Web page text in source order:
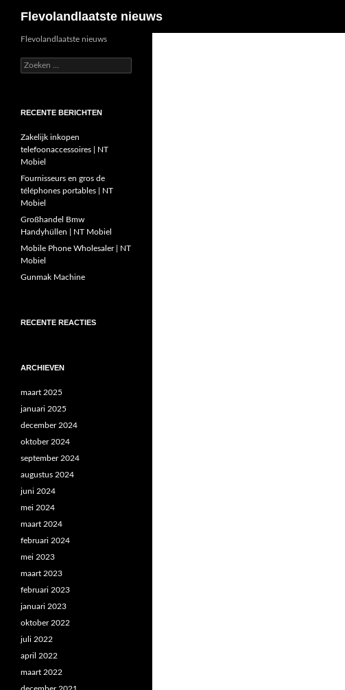
Flevolandlaatste nieuws
Flevolandlaatste nieuws
Zoeken
naar:
RECENTE BERICHTEN
Zakelijk inkopen
telefoonaccessoires | NT
Mobiel
Fournisseurs en gros de
téléphones portables | NT
Mobiel
Großhandel Bmw
Handyhüllen | NT Mobiel
Mobile Phone Wholesaler | NT
Mobiel
Gunmak Machine
RECENTE REACTIES
ARCHIEVEN
maart 2025
januari 2025
december 2024
oktober 2024
september 2024
augustus 2024
juni 2024
mei 2024
maart 2024
februari 2024
mei 2023
maart 2023
februari 2023
januari 2023
oktober 2022
juli 2022
april 2022
maart 2022